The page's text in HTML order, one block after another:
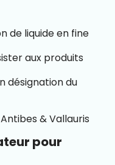
de liquide en fine
aux produits
désignation du
& Vallauris
pour